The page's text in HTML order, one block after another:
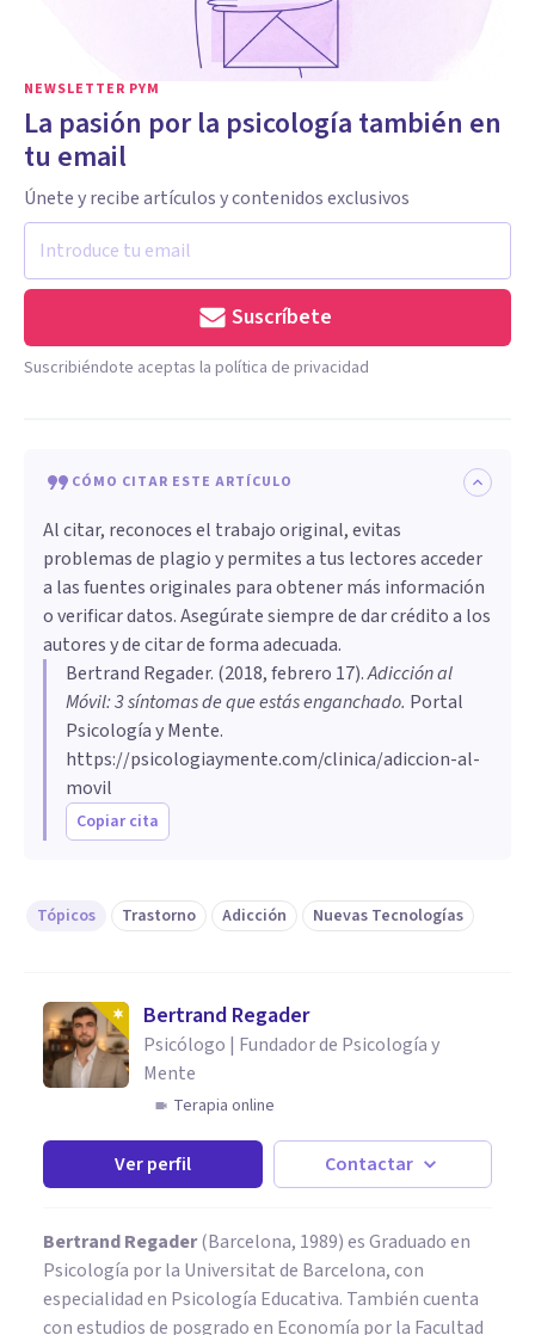
NEWSLETTER PYM
La pasión por la psicología también en
tu email
Únete y recibe artículos y contenidos exclusivos
Suscríbete
Suscribiéndote aceptas la política de privacidad
CÓMO CITAR ESTE ARTÍCULO
Al citar, reconoces el trabajo original, evitas
problemas de plagio y permites a tus lectores acceder
a las fuentes originales para obtener más información
o verificar datos. Asegúrate siempre de dar crédito a los
autores y de citar de forma adecuada.
Bertrand Regader. (2018, febrero 17).Adicción al
Móvil: 3 síntomas de que estás enganchado. Portal
Psicología y Mente.
https://psicologiaymente.com/clinica/adiccion-al-
movil
Copiar cita
Tópicos Trastorno Adicción Nuevas Tecnologías
Bertrand Regader
Psicólogo | Fundador de Psicología y
Mente
Terapia online
Ver perfil Contactar
Bertrand Regader(Barcelona, 1989) es Graduado en
Psicología por la Universitat de Barcelona, con
especialidad en Psicología Educativa. También cuenta
con estudios de posgrado en Economía por la Facultad